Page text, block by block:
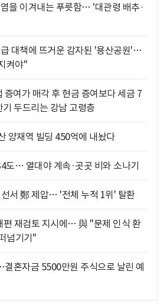
을 이겨내는 푸릇함… '대관령 배추·
대책에 뜨거운 감자된 '용산공원'…
켜야"
증여가 매각 후 현금 증여보다 세금 7
두드리는 강남 고령층
양재역 빌딩 450억에 내놨다
도… 열대야 계속·곳곳 비와 소나기
서 鄭 제압… '전체 누적 1위' 탈환
편 재검토 지시에… 與 "문제 인식 환
넘기기"
혼자금 5500만원 주식으로 날린 예